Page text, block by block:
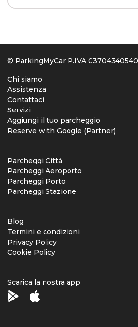
© ParkingMyCar P.IVA 03704340540
Chi siamo
Assistenza
Contattaci
Servizi
Aggiungi il tuo parcheggio
Reserve with Google (Partner)
Parcheggi Città
Parcheggi Aeroporto
Parcheggi Porto
Parcheggi Stazione
Blog
Termini e condizioni
Privacy Policy
Cookie Policy
Scarica la nostra app